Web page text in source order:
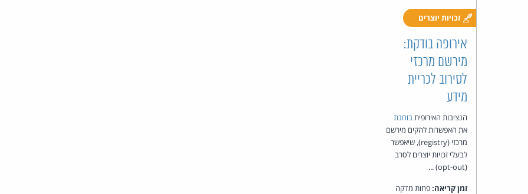
זכויות יוצרים
אירופה בודקת:
מירשם מרכזי
לסירוב לכריית
מידע
הנציבות האירופיתבוחנת
את האפשרות להקים מירשם
מרכזי (registry), שיאפשר
לבעלי זכויות יוצרים לסרב
(opt-out) ...
זמן קריאה:פחות מדקה